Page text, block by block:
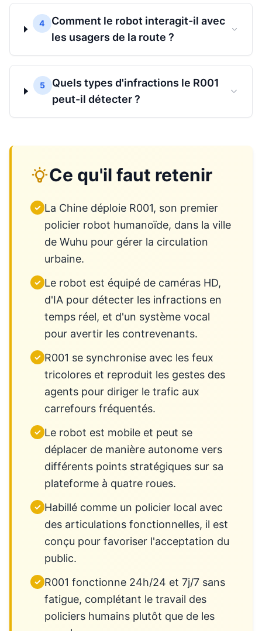
4
Comment le robot interagit-il avec
les usagers de la route ?
5
Quels types d'infractions le R001
peut-il détecter ?
Ce qu'il faut retenir
✓ La Chine déploie R001, son premier
policier robot humanoïde, dans la ville
de Wuhu pour gérer la circulation
urbaine.
✓ Le robot est équipé de caméras HD,
d'IA pour détecter les infractions en
temps réel, et d'un système vocal
pour avertir les contrevenants.
✓ R001 se synchronise avec les feux
tricolores et reproduit les gestes des
agents pour diriger le trafic aux
carrefours fréquentés.
✓ Le robot est mobile et peut se
déplacer de manière autonome vers
différents points stratégiques sur sa
plateforme à quatre roues.
✓ Habillé comme un policier local avec
des articulations fonctionnelles, il est
conçu pour favoriser l'acceptation du
public.
✓ R001 fonctionne 24h/24 et 7j/7 sans
fatigue, complétant le travail des
policiers humains plutôt que de les